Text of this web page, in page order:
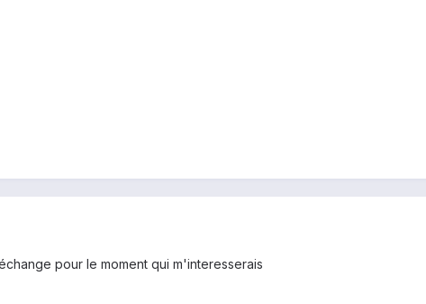
pour le moment qui m'interesserais